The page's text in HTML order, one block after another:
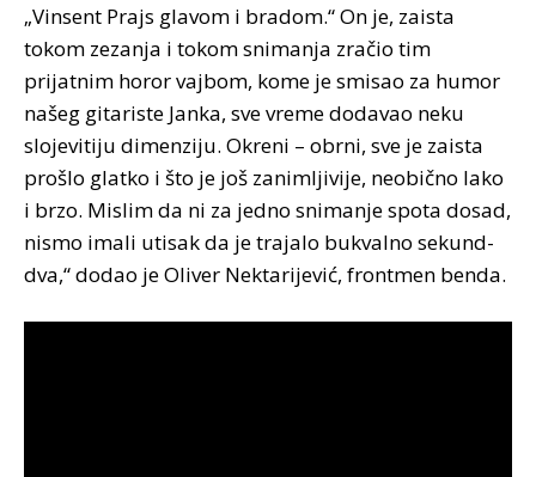
„Vinsent Prajs glavom i bradom.“ On je, zaista
tokom zezanja i tokom snimanja zračio tim
prijatnim horor vajbom, kome je smisao za humor
našeg gitariste Janka, sve vreme dodavao neku
slojevitiju dimenziju. Okreni – obrni, sve je zaista
prošlo glatko i što je još zanimljivije, neobično lako
i brzo. Mislim da ni za jedno snimanje spota dosad,
nismo imali utisak da je trajalo bukvalno sekund-
dva,“ dodao je Oliver Nektarijević, frontmen benda.